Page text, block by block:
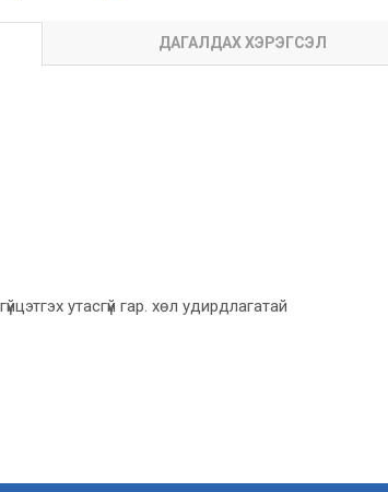
ДАГАЛДАХ ХЭРЭГСЭЛ
утасгүй гар. хөл удирдлагатай